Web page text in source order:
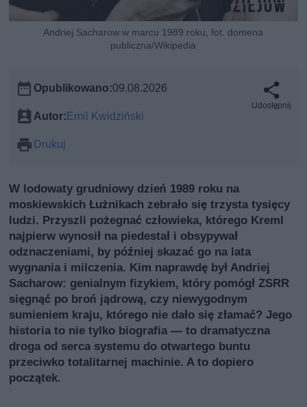
Andriej Sacharow w marcu 1989 roku, fot. domena
publiczna/Wikipedia
Opublikowano:09.08.2026
Autor: Emil Kwidziński
Drukuj
Udostępnij
W lodowaty grudniowy dzień 1989 roku na
moskiewskich Łużnikach zebrało się trzysta tysięcy
ludzi. Przyszli pożegnać człowieka, którego Kreml
najpierw wynosił na piedestał i obsypywał
odznaczeniami, by później skazać go na lata
wygnania i milczenia. Kim naprawdę był Andriej
Sacharow: genialnym fizykiem, który pomógł ZSRR
sięgnąć po broń jądrową, czy niewygodnym
sumieniem kraju, którego nie dało się złamać? Jego
historia to nie tylko biografia — to dramatyczna
droga od serca systemu do otwartego buntu
przeciwko totalitarnej machinie. A to dopiero
początek.